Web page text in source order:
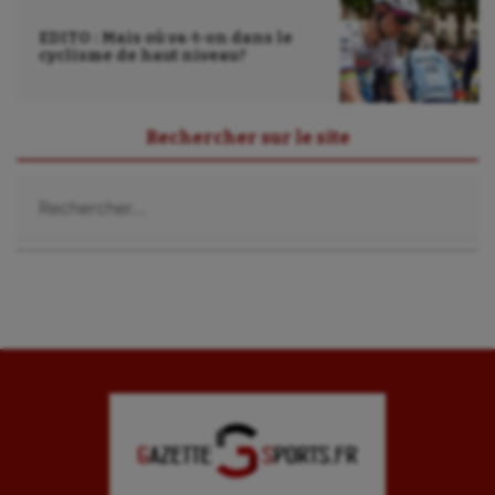
Parkour
Pétanque
Sport handicap
EDITO : Mais où va-t-on dans le
cyclisme de haut niveau?
Rechercher sur le site